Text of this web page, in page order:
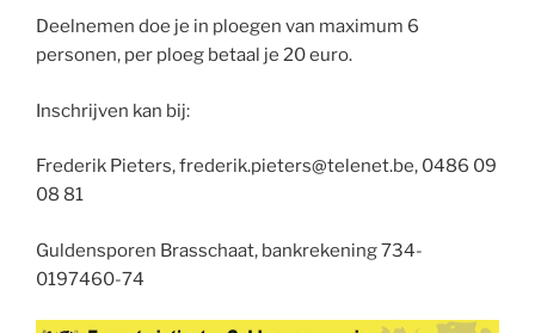
Deelnemen doe je in ploegen van maximum 6
personen, per ploeg betaal je 20 euro.
Inschrijven kan bij:
Frederik Pieters, frederik.pieters@telenet.be, 0486 09
08 81
Guldensporen Brasschaat, bankrekening 734-
0197460-74